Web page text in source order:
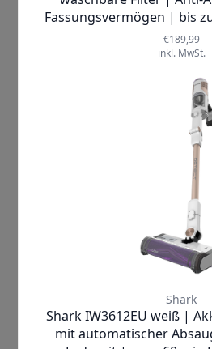
Bauweise reinigt der
Räume bis zu 23 m² mit
Luftwechsel pro Stunde
bis zu 4,8 Luftwechseln
Ob im Schlafzimmer, im
oder im Kinderzimmer –
NeverChange Compact
flexibel Ihren
sorgt überall für
ideal für Allergiker,
oder alle, die einfach
gesunde
volle Wirkung und lässt
unbeschwert genießen.